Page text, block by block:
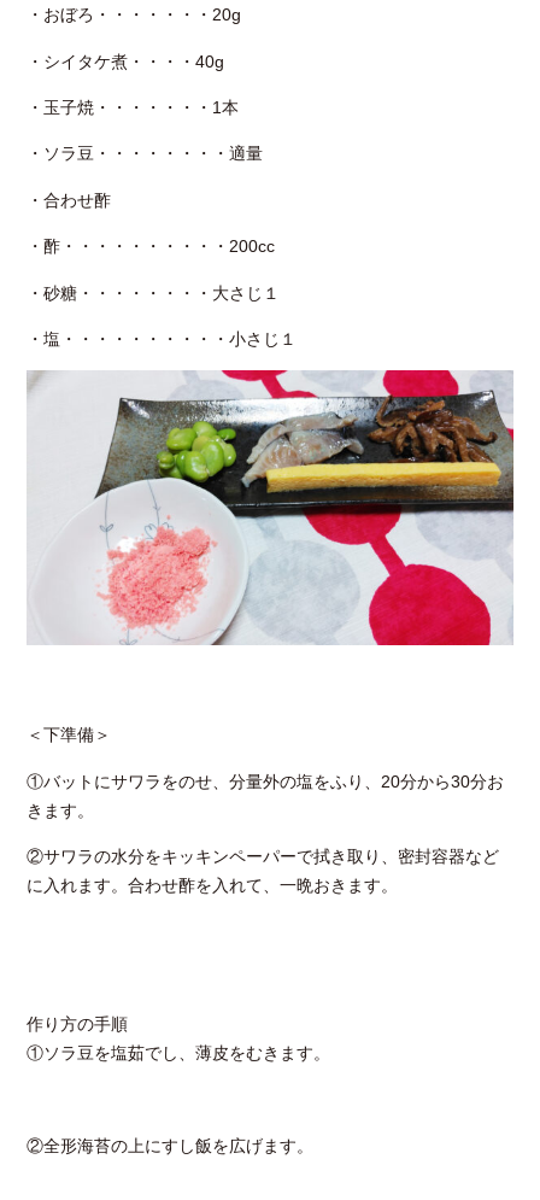
・おぼろ・・・・・・・20g
・シイタケ煮・・・・40g
・玉子焼・・・・・・・1本
・ソラ豆・・・・・・・・適量
・合わせ酢
・酢・・・・・・・・・・200cc
・砂糖・・・・・・・・大さじ１
・塩・・・・・・・・・・小さじ１
＜下準備＞
①バットにサワラをのせ、分量外の塩をふり、20分から30分お
きます。
②サワラの水分をキッキンペーパーで拭き取り、密封容器など
に入れます。合わせ酢を入れて、一晩おきます。
作り方の手順
①ソラ豆を塩茹でし、薄皮をむきます。
②全形海苔の上にすし飯を広げます。